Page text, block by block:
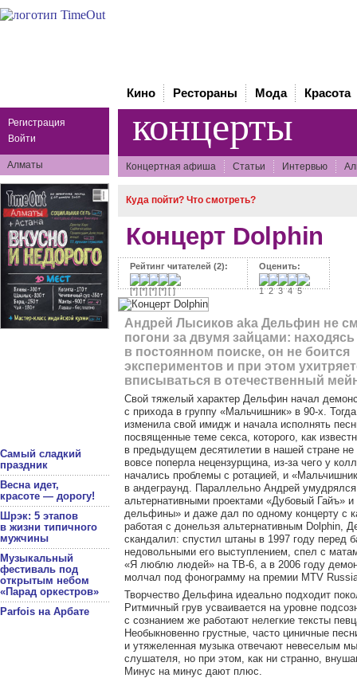
Регистрация
Войти
Алматы
Самый сладкий
праздник
Весна идет,
красоте — дорогу!
Шрэк: 5 этапов
в жизни типичного
мужчины
Музыкальный
фестиваль под
открытым небом
«Парад оркестров»
Parfois на Арбате
Кино Рестораны Мода Красота
концерты
Концертная афиша Статьи Интервью
Куда пойти? Что смотреть?
Концерт Dolphin
Рейтинг читателей (2): Оценить:
Андрей Лысиков aka Дельфин не
погони за двумя зайцами: находясь
в постоянном поиске, он не боится
экспериментов и при этом
вписываться в отечественный
Свой тяжелый характер Дельфин начал
с прихода в группу «Мальчишник» в 90-х. Тогда
изменила свой имидж и начала исполнять
посвященные теме секса, которого, как
в предыдущем десятилетии в нашей стране
вовсе поперла нецензурщина, из-за чего у
начались проблемы с ротацией, и
в андеграунд. Параллельно Андрей
альтернативными проектами «Дубовый Гайъ»
дельфины» и даже дал по одному концерту с
работая с донельзя альтернативным Dolphin,
скандалил: спустил штаны в 1997 году перед
недовольными его выступлением, спел с
«Я люблю людей» на ТВ-6, а в 2006 году
молчал под фонограмму на премии MTV
Творчество Дельфина идеально подходит
Ритмичный грув усваивается на уровне
с сознанием же работают нелегкие тексты
Необыкновенно грустные, часто циничные
и утяжеленная музыка отвечают невеселым
слушателя, но при этом, как ни странно,
Минус на минус дают плюс.